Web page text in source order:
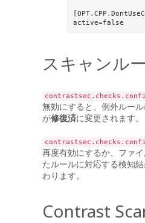
active=false
スキャンル
無効にすると、例外ルー
が修復済に変更されます。
再度有効にするか、ファ
たルールに対応する検知
わります。
Contrast